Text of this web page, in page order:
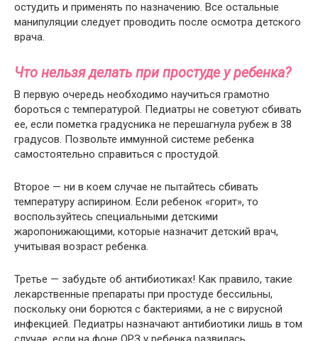
остудить и применять по назначению. Все остальные
манипуляции следует проводить после осмотра детского
врача.
Что нельзя делать при простуде у ребенка?
В первую очередь необходимо научиться грамотно
бороться с температурой. Педиатры не советуют сбивать
ее, если пометка градусника не перешагнула рубеж в 38
градусов. Позвольте иммунной системе ребенка
самостоятельно справиться с простудой.
Второе — ни в коем случае не пытайтесь сбивать
температуру аспирином. Если ребенок «горит», то
воспользуйтесь специальными детскими
жаропонижающими, которые назначит детский врач,
учитывая возраст ребенка.
Третье — забудьте об антибиотиках! Как правило, такие
лекарственные препараты при простуде бессильны,
поскольку они борются с бактериями, а не с вирусной
инфекцией. Педиатры назначают антибиотики лишь в том